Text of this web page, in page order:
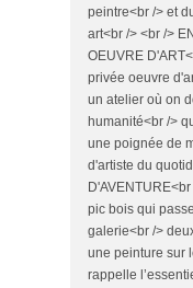
peintre<br /> et
art<br /> <br />
OEUVRE
privée oeuvre
un atelier où on
humanité<br />
une poignée de
d'artiste du
pic bois qui
galerie<br />
une peinture sur
rappelle